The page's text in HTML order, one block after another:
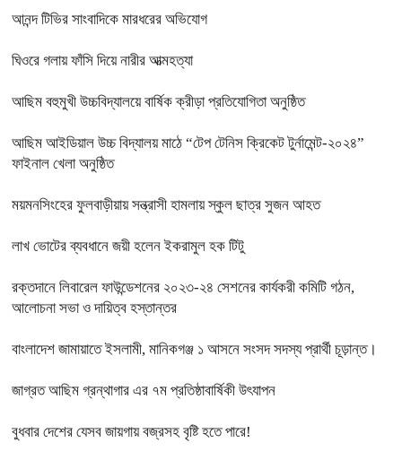
আনন্দ টিভির সাংবাদিকে মারধরের অভিযোগ
ঘিওরে গলায় ফাঁসি দিয়ে নারীর আত্মহত্যা
আছিম বহুমুখী উচ্চবিদ্যালয়ে বার্ষিক ক্রীড়া প্রতিযোগিতা অনুষ্ঠিত
আছিম আইডিয়াল উচ্চ বিদ্যালয় মাঠে “টেপ টেনিস ক্রিকেট টুর্নামেন্ট-২০২৪”
ফাইনাল খেলা অনুষ্ঠিত
ময়মনসিংহের ফুলবাড়ীয়ায় সন্ত্রাসী হামলায় স্কুল ছাত্র সুজন আহত
লাখ ভোটের ব্যবধানে জয়ী হলেন ইকরামুল হক টিটু
রক্তদানে লিবারেল ফাউন্ডেশনের ২০২৩-২৪ সেশনের কার্যকরী কমিটি গঠন,
আলোচনা সভা ও দায়িত্ব হস্তান্তর
বাংলাদেশ জামায়াতে ইসলামী, মানিকগঞ্জ ১ আসনে সংসদ সদস্য প্রার্থী চূড়ান্ত।
জাগ্রত আছিম গ্রন্থাগার এর ৭ম প্রতিষ্ঠাবার্ষিকী উৎযাপন
বুধবার দেশের যেসব জায়গায় বজ্রসহ বৃষ্টি হতে পারে!